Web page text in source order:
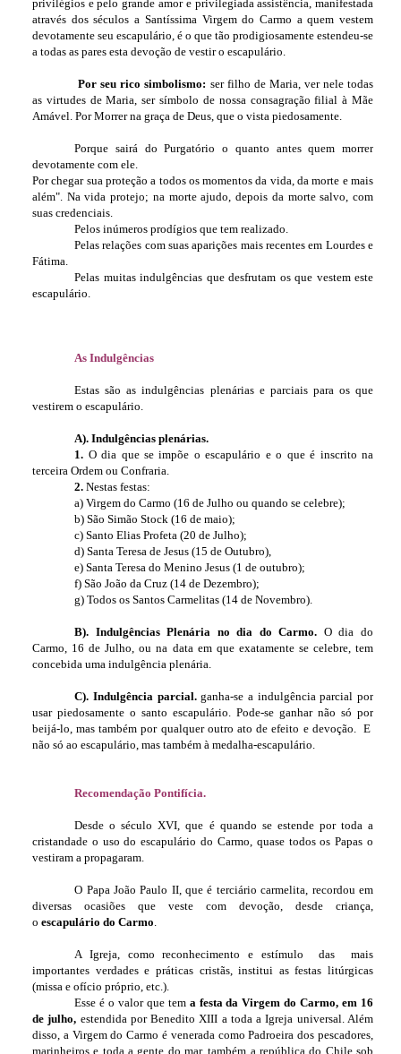
privilégios e pelo grande amor e privilegiada assistência, manifestada
através dos séculos a Santíssima Virgem do Carmo a quem vestem
devotamente seu escapulário, é o que tão prodigiosamente estendeu-se
a todas as pares esta devoção de vestir o escapulário.
Por seu rico simbolismo: ser filho de Maria, ver nele todas
as virtudes de Maria, ser símbolo de nossa consagração filial à Mãe
Amável. Por Morrer na graça de Deus, que o vista piedosamente.
Porque sairá do Purgatório o quanto antes quem morrer
devotamente com ele.
Por chegar sua proteção a todos os momentos da vida, da morte e mais
além". Na vida protejo; na morte ajudo, depois da morte salvo, com
suas credenciais.
Pelos inúmeros prodígios que tem realizado.
Pelas relações com suas aparições mais recentes em Lourdes e
Fátima.
Pelas muitas indulgências que desfrutam os que vestem este
escapulário.
As Indulgências
Estas são as indulgências plenárias e parciais para os que
vestirem o escapulário.
A). Indulgências plenárias.
1. O dia que se impõe o escapulário e o que é inscrito na
terceira Ordem ou Confraria.
2. Nestas festas:
a) Virgem do Carmo (16 de Julho ou quando se celebre);
b) São Simão Stock (16 de maio);
c) Santo Elias Profeta (20 de Julho);
d) Santa Teresa de Jesus (15 de Outubro),
e) Santa Teresa do Menino Jesus (1 de outubro);
f) São João da Cruz (14 de Dezembro);
g) Todos os Santos Carmelitas (14 de Novembro).
B). Indulgências Plenária no dia do Carmo. O dia do
Carmo, 16 de Julho, ou na data em que exatamente se celebre, tem
concebida uma indulgência plenária.
C). Indulgência parcial. ganha-se a indulgência parcial por
usar piedosamente o santo escapulário. Pode-se ganhar não só por
beijá-lo, mas também por qualquer outro ato de efeito e devoção. E
não só ao escapulário, mas também à medalha-escapulário.
Recomendação Pontifícia.
Desde o século XVI, que é quando se estende por toda a
cristandade o uso do escapulário do Carmo, quase todos os Papas o
vestiram a propagaram.
O Papa João Paulo II, que é terciário carmelita, recordou em
diversas ocasiões que veste com devoção, desde criança,
o escapulário do Carmo.
A Igreja, como reconhecimento e estímulo das mais
importantes verdades e práticas cristãs, institui as festas litúrgicas
(missa e ofício próprio, etc.).
Esse é o valor que tem a festa da Virgem do Carmo, em 16
de julho, estendida por Benedito XIII a toda a Igreja universal. Além
disso, a Virgem do Carmo é venerada como Padroeira dos pescadores,
marinheiros e toda a gente do mar, também a república do Chile sob